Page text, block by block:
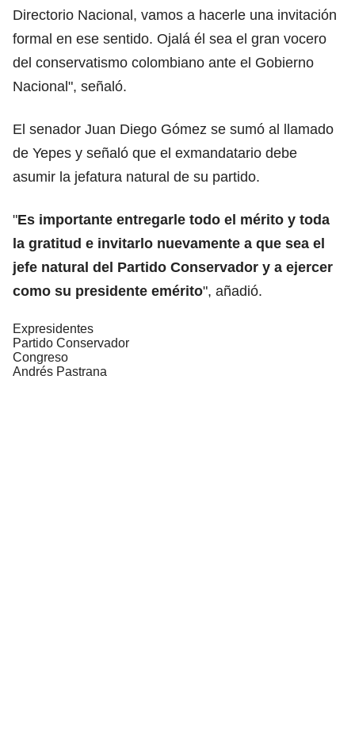
Directorio Nacional, vamos a hacerle una invitación
formal en ese sentido. Ojalá él sea el gran vocero
del conservatismo colombiano ante el Gobierno
Nacional", señaló.
El senador Juan Diego Gómez se sumó al llamado
de Yepes y señaló que el exmandatario debe
asumir la jefatura natural de su partido.
"Es importante entregarle todo el mérito y toda
la gratitud e invitarlo nuevamente a que sea el
jefe natural del Partido Conservador y a ejercer
como su presidente emérito", añadió.
Expresidentes
Partido Conservador
Congreso
Andrés Pastrana